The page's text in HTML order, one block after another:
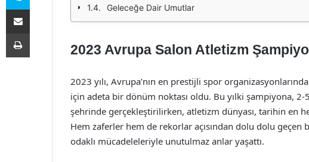
Geleceğe Dair Umutlar
2023 Avrupa Salon Atletizm
2023 yılı, Avrupa’nın en prestijli spor
için adeta bir dönüm noktası oldu. Bu yılki şampiyona,
şehrinde gerçekleştirilirken, atletizm dünyası, tarihin en
Hem zaferler hem de rekorlar açısından dolu dolu
odaklı mücadeleleriyle unutulmaz anlar yaşattı.
E-Posta ile paylaş